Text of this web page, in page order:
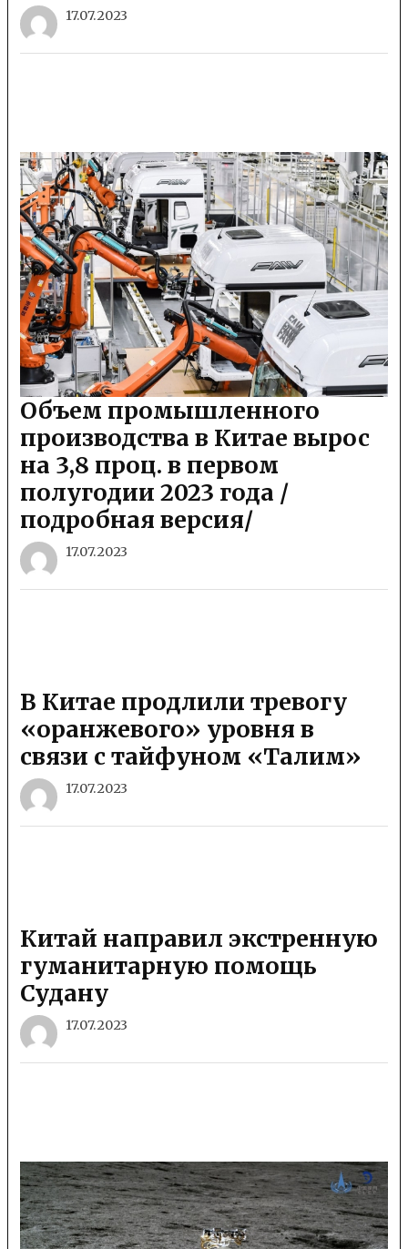
17.07.2023
Объем промышленного
производства в Китае вырос
на 3,8 проц. в первом
полугодии 2023 года /
подробная версия/
17.07.2023
В Китае продлили тревогу
«оранжевого» уровня в
связи с тайфуном «Талим»
17.07.2023
Китай направил экстренную
гуманитарную помощь
Судану
17.07.2023